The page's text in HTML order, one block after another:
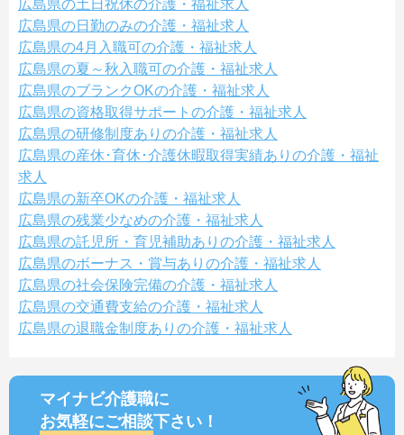
広島県の土日祝休の介護・福祉求人
広島県の日勤のみの介護・福祉求人
広島県の4月入職可の介護・福祉求人
広島県の夏～秋入職可の介護・福祉求人
広島県のブランクOKの介護・福祉求人
広島県の資格取得サポートの介護・福祉求人
広島県の研修制度ありの介護・福祉求人
広島県の産休･育休･介護休暇取得実績ありの介護・福祉
求人
広島県の新卒OKの介護・福祉求人
広島県の残業少なめの介護・福祉求人
広島県の託児所・育児補助ありの介護・福祉求人
広島県のボーナス・賞与ありの介護・福祉求人
広島県の社会保険完備の介護・福祉求人
広島県の交通費支給の介護・福祉求人
広島県の退職金制度ありの介護・福祉求人
マイナビ介護職に
お気軽にご相談下さい！